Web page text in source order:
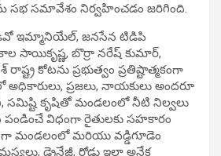
సభ సమావేశం నిర్వహించడం జరిగింది.
ఇమ్మానియేల్, జనసేన టిడిపి
సాయికృష్ణ, బొర్రా నరేష్ కుమార్,
రాష్ట్ర కోటను ప్రభుత్వం ప్రతిష్టాత్మకంగా
అధికారులు, ప్రజలు, నాయకులు అందరూ
కృషితో మండలంలో నీటి నిల్వలు
విధంగా రైతులకు సహకారం
మండలంలో మరియు వడ్డిగూడెం
డ్రైనేజీ, రోడ్లు ఇలా అనేక